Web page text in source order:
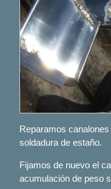
Reparamos
soldadura de estaño.
Fijamos de nuevo el
acumulación de peso